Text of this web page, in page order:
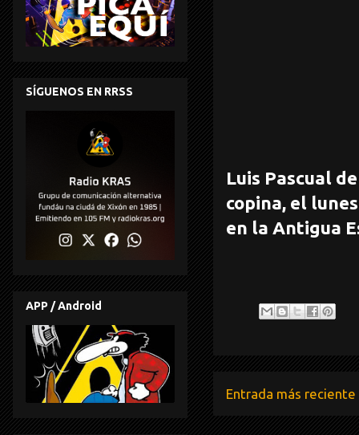
Luis Pascual
copina, el
en la Antigua
Entrada más reciente
SÍGUENOS EN RRSS
APP / Android